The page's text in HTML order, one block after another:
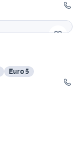
Euro 5